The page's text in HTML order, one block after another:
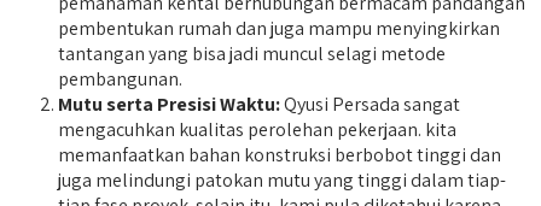
pembentukan rumah dan juga mampu menyingkirkan
tantangan yang bisa jadi muncul selagi metode
pembangunan.
Mutu serta Presisi Waktu:Qyusi Persada sangat
mengacuhkan kualitas perolehan pekerjaan. kita
memanfaatkan bahan konstruksi berbobot tinggi dan
juga melindungi patokan mutu yang tinggi dalam tiap-